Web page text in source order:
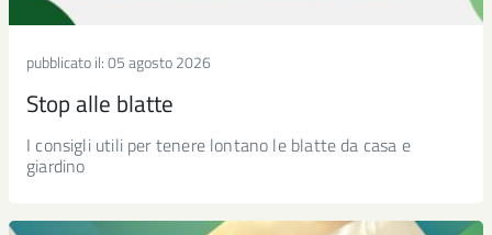
pubblicato il:05 agosto 2026
Stop alle blatte
I consigli utili per tenere lontano le blatte da casa e
giardino